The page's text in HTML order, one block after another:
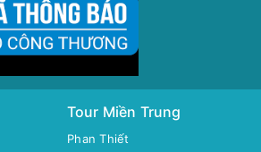
Tour Miền Trung
Phan Thiết